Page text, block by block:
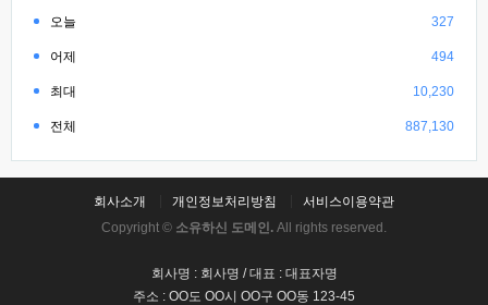
오늘 327
어제 494
최대 10,230
전체 887,130
회사소개 개인정보처리방침
서비스이용약관
Copyright © 소유하신 도메인. All rights reserved.
회사명 : 회사명 / 대표 : 대표자명
주소 : OO도 OO시 OO구 OO동 123-45